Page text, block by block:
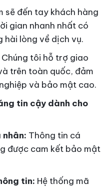
sẽ đến tay khách hàng
gian nhanh nhất có
hài lòng về dịch vụ.
Chúng tôi hỗ trợ giao
trên toàn quốc, đảm
và bảo mật cao.
tin cậy dành cho
Thông tin cá
được cam kết bảo mật
tin: Hệ thống mã